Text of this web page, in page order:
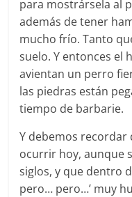
para mostrársela al
además de tener
mucho frío. Tanto
suelo. Y entonces el
avientan un perro
las piedras están
tiempo de barbarie.
Y debemos
ocurrir hoy, aunque
siglos, y que dentro
pero… pero…’ muy